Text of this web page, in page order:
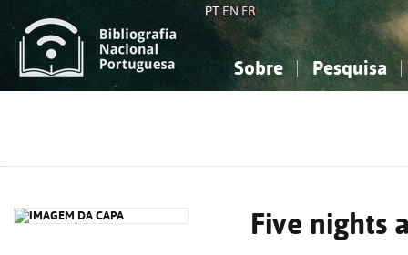
PT EN FR
Sobre Pesquisa
Five nights